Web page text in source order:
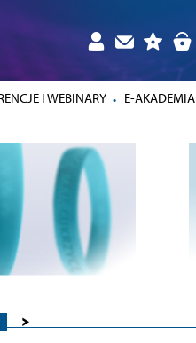
I WEBINARY E-AKADEMIA
>